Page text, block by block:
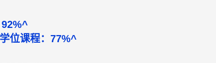
位课程：77%^